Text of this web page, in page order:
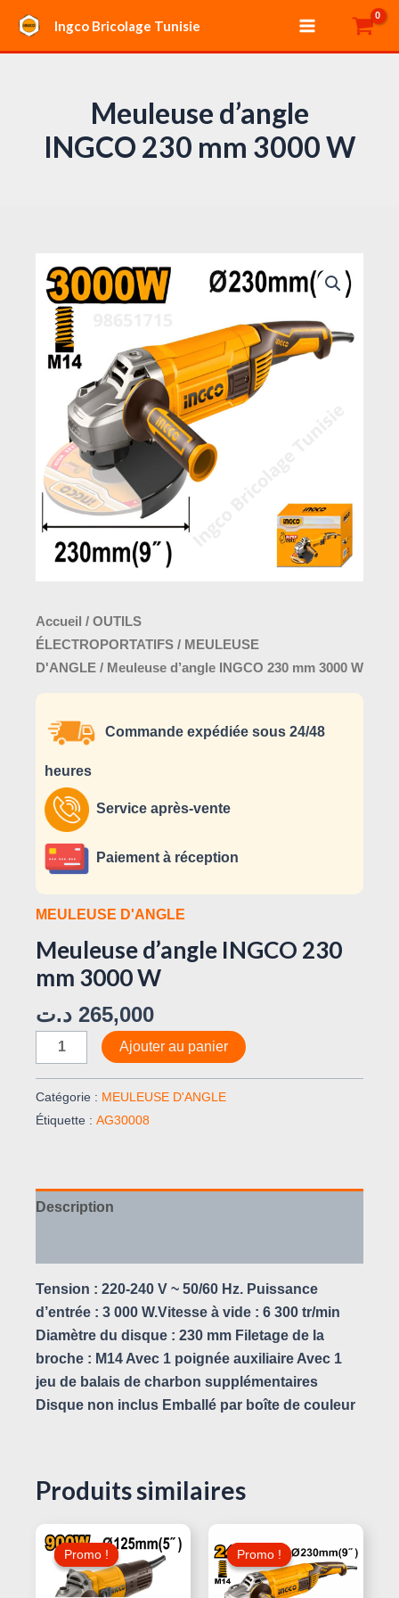
contenu
Ingco Bricolage Tunisie
Main
Menu
Meuleuse d’angle
INGCO 230 mm 3000 W
Accueil / OUTILS
ÉLECTROPORTATIFS / MEULEUSE
D'ANGLE / Meuleuse d’angle INGCO 230 mm 3000 W
Commande expédiée sous 24/48
heures
Service après-vente
Paiement à réception
MEULEUSE D'ANGLE
Meuleuse d’angle INGCO 230
mm 3000 W
265,000 د.ت
quantité
de
Meuleuse
d'angle
INGCO
Ajouter au panier
Catégorie : MEULEUSE D'ANGLE
Étiquette : AG30008
Description
Tension : 220-240 V ~ 50/60 Hz. Puissance
d’entrée : 3 000 W.Vitesse à vide : 6 300 tr/min
Diamètre du disque : 230 mm Filetage de la
broche : M14 Avec 1 poignée auxiliaire Avec 1
jeu de balais de charbon supplémentaires
Disque non inclus Emballé par boîte de couleur
Produits similaires
Promo !
Promo !
Prix
Initial
Était :
Le
Actuel
Promo !
Promo !
Prix
Initial
Était :
Le